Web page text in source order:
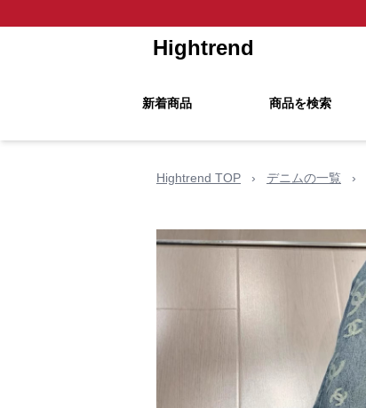
Hightrend
新着商品 商品を検索
Hightrend TOP › デニムの一覧 ›